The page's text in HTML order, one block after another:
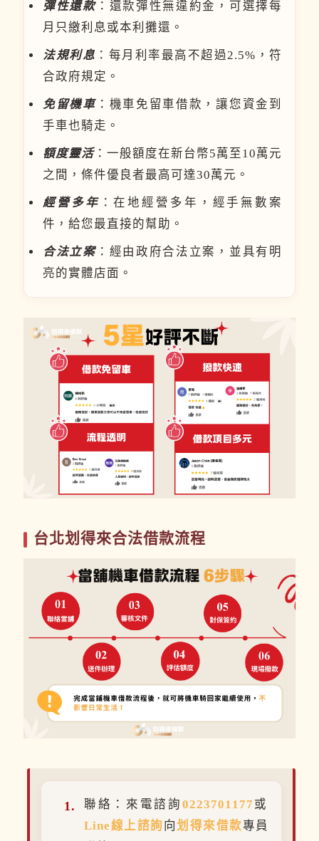
彈性還款：還款彈性無違約金，可選擇每
月只繳利息或本利攤還。
法規利息 ：每月利率最高不超過2.5%，符
合政府規定。
免留機車：機車免留車借款，讓您資金到
手車也騎走。
額度靈活：一般額度在新台幣5萬至10萬元
之間，條件優良者最高可達30萬元。
經營多年 ：在地經營多年，經手無數案
件，給您最直接的幫助。
合法立案：經由政府合法立案，並具有明
亮的實體店面。
台北划得來合法借款流程
聯絡：來電諮詢 0223701177 或
Line線上諮詢 向 划得來借款專員